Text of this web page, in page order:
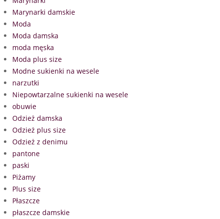
Marynarki damskie
Moda
Moda damska
moda męska
Moda plus size
Modne sukienki na wesele
narzutki
Niepowtarzalne sukienki na wesele
obuwie
Odzież damska
Odzież plus size
Odzież z denimu
pantone
paski
Piżamy
Plus size
Płaszcze
płaszcze damskie